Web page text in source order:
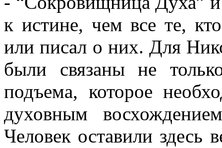
к истине, чем все те,
или писал о них. Для
были связаны не
подъема, которое
духовным
Человек оставили здесь